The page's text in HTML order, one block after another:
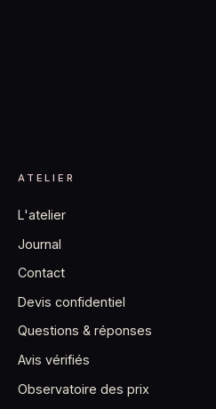
ATELIER
L'atelier
Journal
Contact
Devis confidentiel
Questions & réponses
Avis vérifiés
Observatoire des prix